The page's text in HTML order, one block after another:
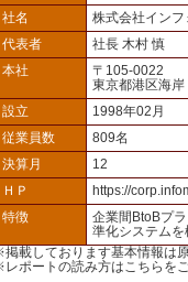
社名
株式会社イン
代表者
社長 木村 慎
本社
〒105-0022
東京都港区海
設立
1998年02月
従業員数
809名
決算月
12
ＨＰ
https://
特徴
企業間BtoBプ
準化システム
載しております基本情報は
ポートの読み方はこちら を